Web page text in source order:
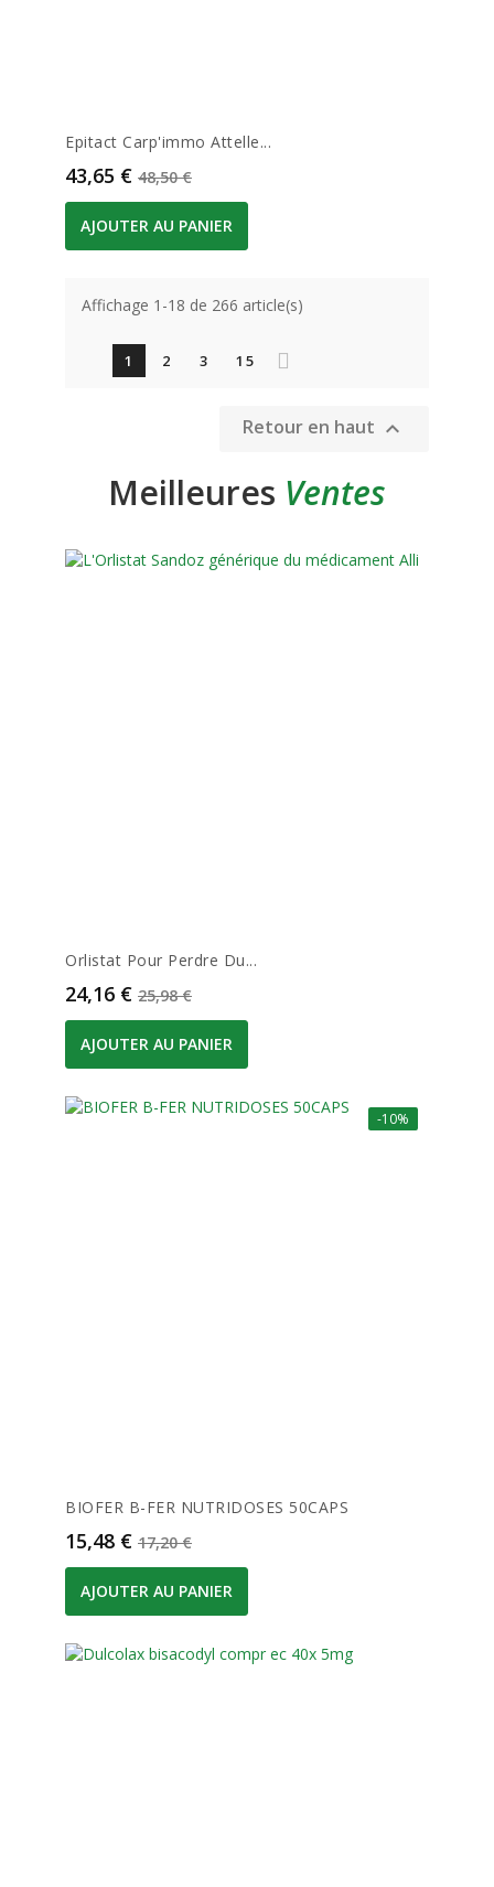
Epitact Carp'immo Attelle...
Prix
43,65 € Prix de base
48,50 €
AJOUTER AU PANIER
Affichage 1-18 de 266 article(s)
1 2 3 15
Retour en haut 
Meilleures Ventes
Orlistat Pour Perdre Du...
Prix
24,16 € Prix de base
25,98 €
AJOUTER AU PANIER
-10%
BIOFER B-FER NUTRIDOSES 50CAPS
Prix
15,48 € Prix de base
17,20 €
AJOUTER AU PANIER